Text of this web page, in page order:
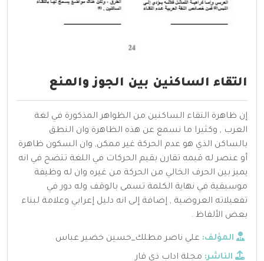
التقاء الساكنين بين الجوز والمنع
إن ظاهرة التقاء الساكنين من الظواهر المذكورة في لغة
العرب , وكثيرا ما نسمع عن هذه الظاهرة وان النطق
بالساكن الذي هو عدم الحركة غير ممكن, وان السكون ظاهرة
أو عنصر له قيمه تقارن بقيم الحركات في اللغة تتضح في انه
يميز بين الحرف الخالي من الحركة من غيره وان له وظيفة
موسيقية في نهاية الكلمة تسمى بالوقف وله دور في
تفعيلاته العروضية , إضافة إلى انه دليل إعرابي وعلامة لبناء
بعض الألفاظ .
المؤلف: علي ناصر مطلك_حسين خضير عباس
الناشر: مجلة اداب ذي قار